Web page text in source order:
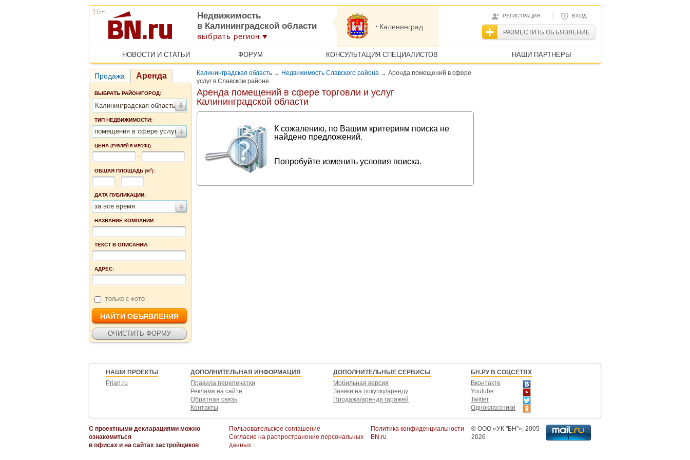
РЕГИСТРАЦИЯ | ВХОД
РАЗМЕСТИТЬ ОБЪЯВЛЕНИЕ
Недвижимость
в Калининградской области
выбрать регион
Калининград
НОВОСТИ И СТАТЬИ ФОРУМ КОНСУЛЬТАЦИЯ СПЕЦИАЛИСТОВ НАШИ ПАРТНЕРЫ
Продажа Аренда
ВЫБРАТЬ РАЙОН/ГОРОД:
Калининградская область
ТИП НЕДВИЖИМОСТИ:
помещения в сфере услуг
ЦЕНА (РУБЛЕЙ В МЕСЯЦ):
-
ОБЩАЯ ПЛОЩАДЬ (М2):
-
ДАТА ПУБЛИКАЦИИ:
за все время
НАЗВАНИЕ КОМПАНИИ:
ТЕКСТ В ОПИСАНИИ:
АДРЕС:
ТОЛЬКО С ФОТО
Калининградская область → Недвижимость Славского района → Аренда помещений в сфере
услуг в Славском районе
Аренда помещений в сфере торговли и услуг
Калининградской области
К сожалению, по Вашим критериям поиска не
найдено предложений.
Попробуйте изменить условия поиска.
НАШИ ПРОЕКТЫ
Prian.ru
ДОПОЛНИТЕЛЬНАЯ ИНФОРМАЦИЯ
Правила перепечатки
Реклама на сайте
Обратная связь
Контакты
ДОПОЛНИТЕЛЬНЫЕ СЕРВИСЫ
Мобильная версия
Заявки на покупку/аренду
Продажа/аренда гаражей
БН.РУ В СОЦСЕТЯХ
Вконтакте
Youtube
Twitter
Одноклассники
С проектными декларациями можно
ознакомиться
в офисах и на сайтах застройщиков
Пользовательское соглашение
Согласие на распространение персональных
данных
Политика конфиденциальности
BN.ru
© ООО «УК "БН"» , 2005-
2026